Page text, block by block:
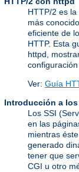
HTTP/2 es
más
eficiente de
HTTP. Esta
httpd,
configuración
Ver: Guía
Introducción a los
Los SSI
en las
mientras
generado
tener que
CGI u otro